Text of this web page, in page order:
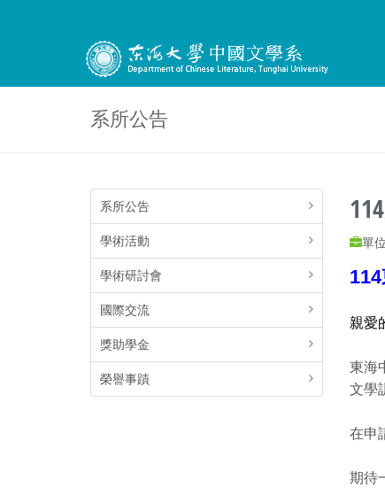
系所公告
系所公告
學術活動
學術研討會
國際交流
獎助學金
榮譽事蹟
單
親愛
東海
文學
在申
期待